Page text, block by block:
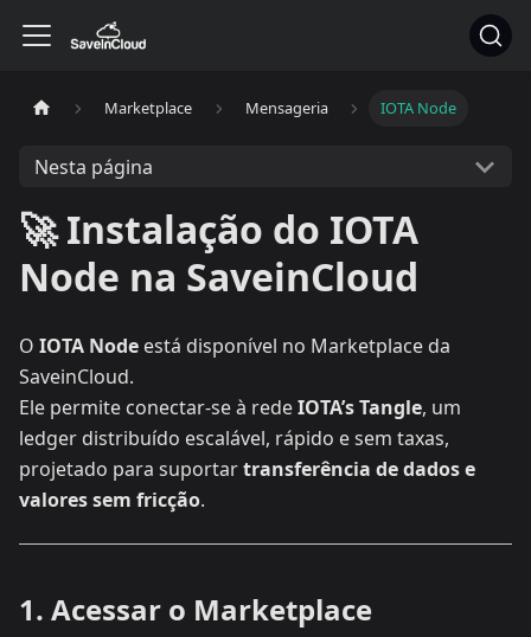
Marketplace Mensageria IOTA Node
Nesta página
🚀 Instalação do IOTA
Node na SaveinCloud
O IOTA Node está disponível no Marketplace da
SaveinCloud.
Ele permite conectar-se à redeIOTA’s Tangle, um
ledger distribuído escalável, rápido e sem taxas,
projetado para suportartransferência de dados e
valores sem fricção.
1. Acessar o Marketplace